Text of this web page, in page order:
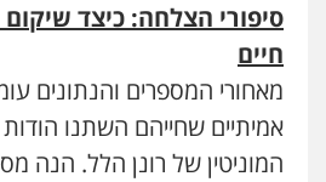
סיפורי הצלחה: כיצד שיקום
חיים
מאחורי המספרים והנתונים
אמיתיים שחייהם השתנו הודות
המוניטין של רונן הלל. הנה